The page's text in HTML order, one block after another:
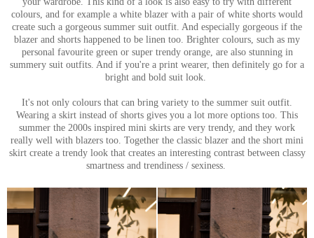
colours, and for example a white blazer with a pair of white shorts would
create such a gorgeous summer suit outfit. And especially gorgeous if the
blazer and shorts happened to be linen too. Brighter colours, such as my
personal favourite green or super trendy orange, are also stunning in
summery suit outfits. And if you're a print wearer, then definitely go for a
bright and bold suit look.
It's not only colours that can bring variety to the summer suit outfit.
Wearing a skirt instead of shorts gives you a lot more options too. This
summer the 2000s inspired mini skirts are very trendy, and they work
really well with blazers too. Together the classic blazer and the short mini
skirt create a trendy look that creates an interesting contrast between classy
smartness and trendiness / sexiness.